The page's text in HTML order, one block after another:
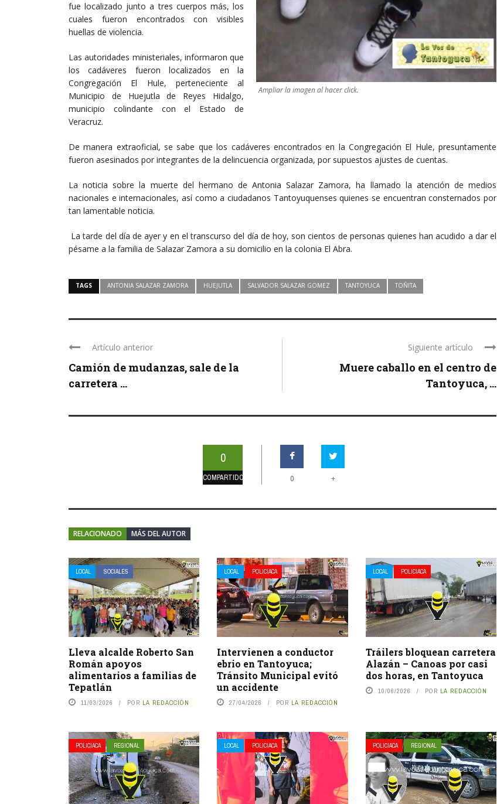
Ampliar la imagen al hacer click.
fue localizado junto a tres cuerpos más, los
cuales fueron encontrados con visibles
huellas de violencia.
Las autoridades ministeriales, informaron que
los cadáveres fueron localizados en la
Congregación El Hule, perteneciente al
Municipio de Huejutla de Reyes Hidalgo,
municipio colindante con el Estado de
Veracruz.
De manera extraoficial, se sabe que los cadáveres encontrados en la Congregación El Hule, presuntamente
fueron asesinados por integrantes de la delincuencia organizada, por supuestos ajustes de cuentas.
La noticia sobre la muerte del hermano de Antonia Salazar Zamora, ha llamado la atención de medios
nacionales e internacionales, así como a ciudadanos Tantoyuquenses quienes se encuentran consternados por
tan lamentable noticia.
La tarde del día de ayer y en el transcurso del día de hoy, son cientos de personas quienes han acudido a dar el
pésame a la familia de Salazar Zamora a su domicilio en la colonia El Abra.
TAGS ANTONIA SALAZAR ZAMORA HUEJUTLA SALVADOR SALAZAR GOMEZ TANTOYUCA TOÑITA
Artículo anterior
Camión de mudanzas, sale de la
carretera ...
Siguiente artículo
Muere caballo en el centro de
Tantoyuca, ...
0
COMPARTIDOS 0 +
RELACIONADO MÁS DEL AUTOR
LOCAL SOCIALES
Lleva alcalde Roberto San
Román apoyos
alimentarios a familias de
Tepatlán
11/03/2026 POR LA REDACCIÓN
LOCAL POLICIACA
Intervienen a conductor
ebrio en Tantoyuca;
Tránsito Municipal evitó
un accidente
27/04/2026 POR LA REDACCIÓN
LOCAL POLICIACA
Tráilers bloquean carretera
Alazán – Canoas por casi
dos horas, en Tantoyuca
10/06/2026 POR LA REDACCIÓN
POLICIACA REGIONAL LOCAL POLICIACA POLICIACA REGIONAL